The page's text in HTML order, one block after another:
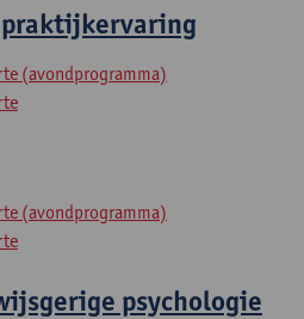
(avondprogramma)
(avondprogramma)
psychologie